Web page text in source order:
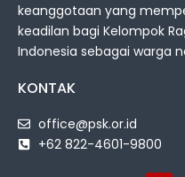
keanggotaan yang
keadilan bagi Kelompok
Indonesia sebagai warga
KONTAK
office@psk.or.id
+62 822-4601-9800